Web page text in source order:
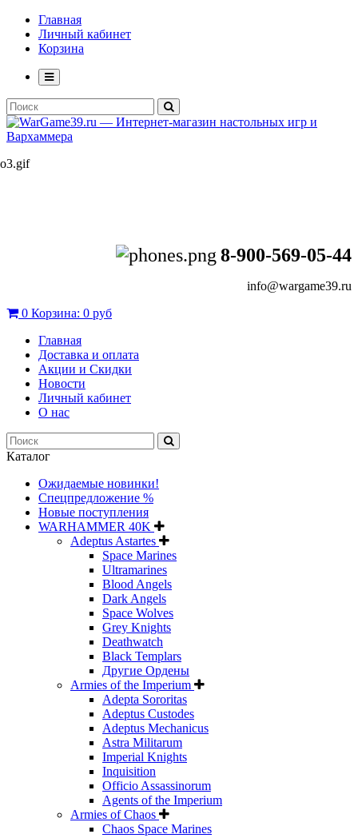
Главная
Личный кабинет
Корзина
8-900-569-05-44
info@wargame39.ru
0 Корзина: 0 руб
Главная
Доставка и оплата
Акции и Скидки
Новости
Личный кабинет
О нас
Каталог
Ожидаемые новинки!
Спецпредложение %
Новые поступления
WARHAMMER 40K
Adeptus Astartes
Space Marines
Ultramarines
Blood Angels
Dark Angels
Space Wolves
Grey Knights
Deathwatch
Black Templars
Другие Ордены
Armies of the Imperium
Adepta Sororitas
Adeptus Custodes
Adeptus Mechanicus
Astra Militarum
Imperial Knights
Inquisition
Officio Assassinorum
Agents of the Imperium
Armies of Chaos
Chaos Space Marines